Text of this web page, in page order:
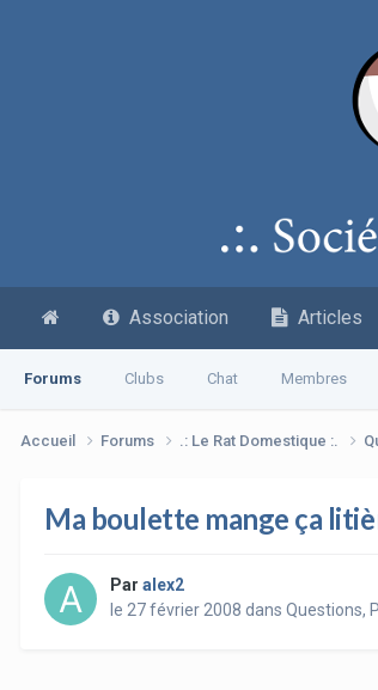
Association Articles
Forums Clubs Chat Membres
Accueil Forums .: Le Rat Domestique :.
Ma boulette mange ça
Par alex2
le 27 février 2008 dans Questions,